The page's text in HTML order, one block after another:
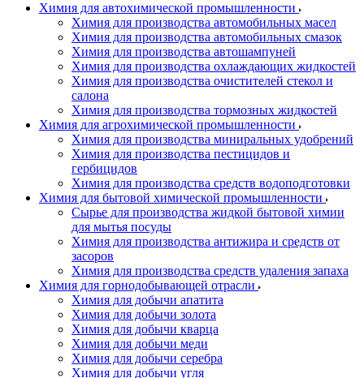
Химия для автохимической промышленности
Химия для производства автомобильных масел
Химия для производства автомобильных смазок
Химия для производства автошампуней
Химия для производства охлаждающих жидкостей
Химия для производства очистителей стекол и
салона
Химия для производства тормозных жидкостей
Химия для агрохимической промышленности
Химия для производства миниральных удобрений
Химия для производства пестицидов и
гербицидов
Химия для производства средств водоподготовки
Химия для бытовой химической промышленности
Сырье для производства жидкой бытовой химии
для мытья посуды
Химия для производства антижира и средств от
засоров
Химия для производства средств удаления запаха
Химия для горнодобывающей отрасли
Химия для добычи апатита
Химия для добычи золота
Химия для добычи кварца
Химия для добычи меди
Химия для добычи серебра
Химия для добычи угля